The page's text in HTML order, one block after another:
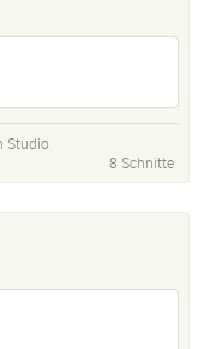
Studio
8 Schnitte